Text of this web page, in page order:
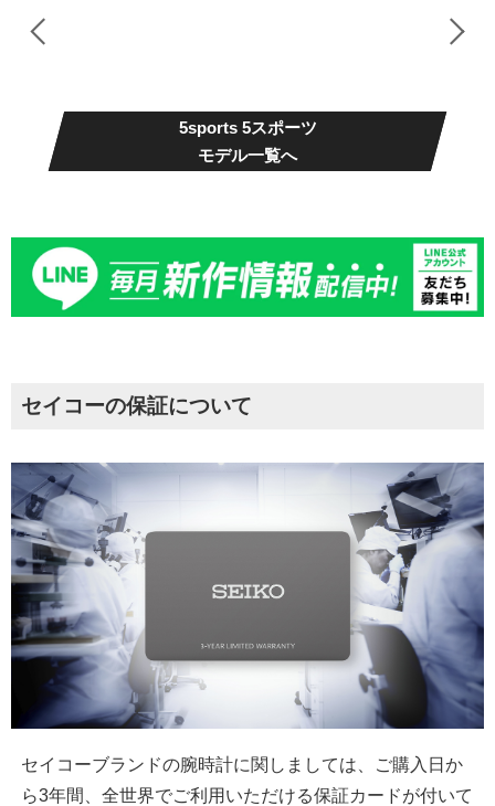
5sports 5スポーツ
モデル一覧へ
セイコーの保証について
セイコーブランドの腕時計に関しましては、ご購入日か
ら3年間、全世界でご利用いただける保証カードが付いて